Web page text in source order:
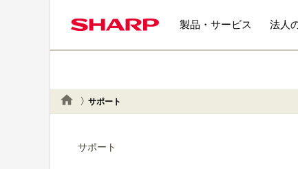
製品・サービス 法人
サポート
サポート